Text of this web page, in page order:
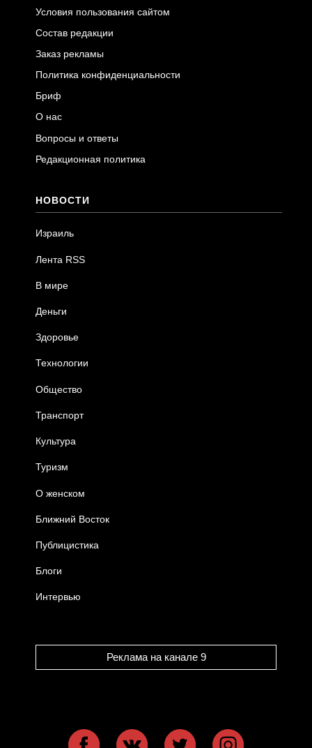
Условия пользования сайтом
Состав редакции
Заказ рекламы
Политика конфиденциальности
Бриф
О нас
Вопросы и ответы
Редакционная политика
НОВОСТИ
Израиль
Лента RSS
В мире
Деньги
Здоровье
Технологии
Общество
Транспорт
Культура
Туризм
О женском
Ближний Восток
Публицистика
Блоги
Интервью
Реклама на канале 9